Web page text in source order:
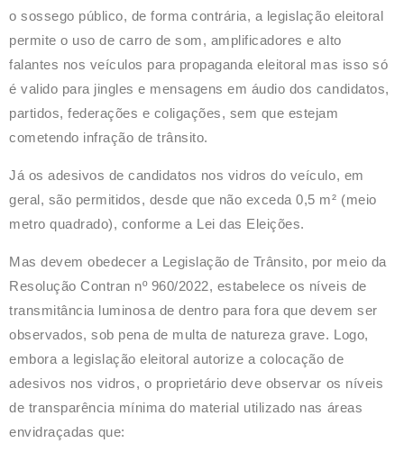
o sossego público, de forma contrária, a legislação eleitoral
permite o uso de carro de som, amplificadores e alto
falantes nos veículos para propaganda eleitoral mas isso só
é valido para jingles e mensagens em áudio dos candidatos,
partidos, federações e coligações, sem que estejam
cometendo infração de trânsito.
Já os adesivos de candidatos nos vidros do veículo, em
geral, são permitidos, desde que não exceda 0,5 m² (meio
metro quadrado), conforme a Lei das Eleições.
Mas devem obedecer a Legislação de Trânsito, por meio da
Resolução Contran nº 960/2022, estabelece os níveis de
transmitância luminosa de dentro para fora que devem ser
observados, sob pena de multa de natureza grave. Logo,
embora a legislação eleitoral autorize a colocação de
adesivos nos vidros, o proprietário deve observar os níveis
de transparência mínima do material utilizado nas áreas
envidraçadas que: